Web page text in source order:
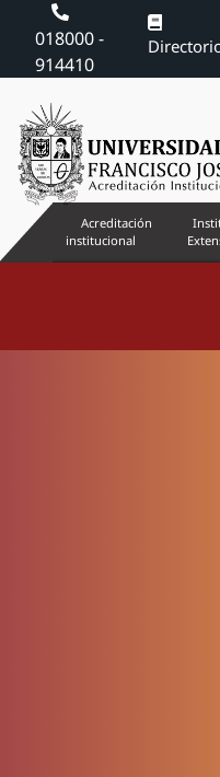
018000 -
914410
Acreditación
institucional